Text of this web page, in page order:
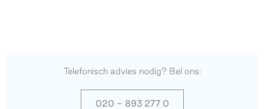
Telefonisch advies nodig? Bel ons:
020 - 893 277 0